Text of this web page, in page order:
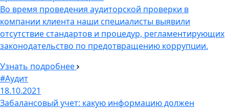
Во время проведения аудиторской проверки в
компании клиента наши специалисты выявили
отсутствие стандартов и процедур, регламентирующих
законодательство по предотвращению коррупции.
Узнать подробнее
#Аудит
18.10.2021
Забалансовый учет: какую информацию должен